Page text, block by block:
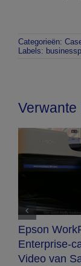
Categorieën:
Labels:
Verwante
Epson
Enterprise-
Video van